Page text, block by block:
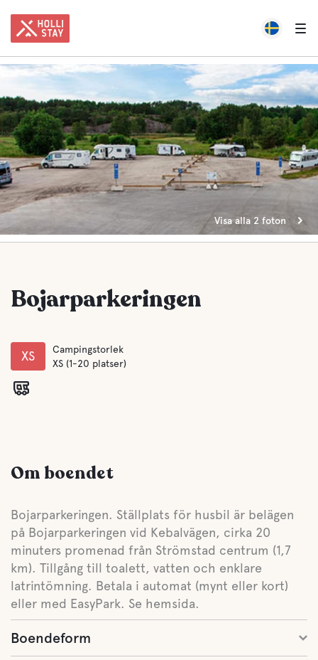
Visa alla 2 foton
Bojarparkeringen
XS
Campingstorlek
XS (1-20 platser)
Om boendet
Bojarparkeringen. Ställplats för husbil är belägen
på Bojarparkeringen vid Kebalvägen, cirka 20
minuters promenad från Strömstad centrum (1,7
km). Tillgång till toalett, vatten och enklare
latrintömning. Betala i automat (mynt eller kort)
eller med EasyPark. Se hemsida.
Boendeform